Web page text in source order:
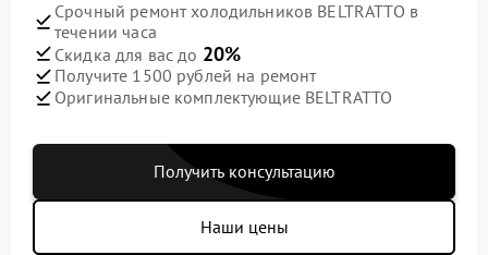
Срочный ремонт холодильников BELTRATTO в
течении часа
Скидка для вас до 20%
Получите 1500 рублей на ремонт
Оригинальные комплектующие BELTRATTO
Получить консультацию
Наши цены